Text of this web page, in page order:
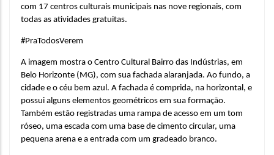
com 17 centros culturais municipais nas nove regionais, com
todas as atividades gratuitas.
#PraTodosVerem
A imagem mostra o Centro Cultural Bairro das Indústrias, em
Belo Horizonte (MG), com sua fachada alaranjada. Ao fundo, a
cidade e o céu bem azul. A fachada é comprida, na horizontal, e
possui alguns elementos geométricos em sua formação.
Também estão registradas uma rampa de acesso em um tom
róseo, uma escada com uma base de cimento circular, uma
pequena arena e a entrada com um gradeado branco.